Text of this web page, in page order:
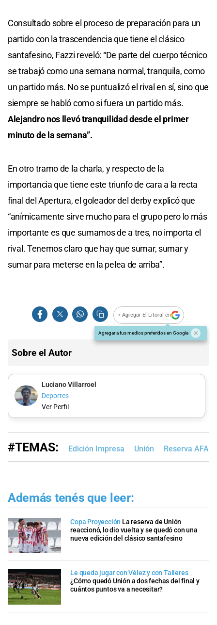
Consultado sobre el proceso de preparación para un
partido con la trascendencia que tiene el clásico
santafesino, Fazzi reveló: “De parte del cuerpo técnico
se trabajó como una semana normal, tranquila, como
un partido más. No se puntualizó el rival en sí, sino que
siempre se habló como si fuera un partido más.
Alejandro nos llevó tranquilidad desde el primer
minuto de la semana”.
En otro tramo de la charla, y respecto de la
importancia que tiene este triunfo de cara a la recta
final del Apertura, el goleador del derby explicó que
“anímicamente sirve mucho para el grupo pero lo más
importante es que sumamos de a tres, no importa el
rival. Tenemos claro que hay que sumar, sumar y
sumar para meterse en la pelea de arriba”.
+ Agregar El Litoral en
Agregar a tus medios preferidos en Google
Sobre el Autor
Luciano Villarroel
Deportes
Ver Perfil
#TEMAS: Edición Impresa Unión Reserva AFA
Además tenés que leer:
Copa Proyección La reserva de Unión
reaccionó, lo dio vuelta y se quedó con una
nueva edición del clásico santafesino
Le queda jugar con Vélez y con Talleres
¿Cómo quedó Unión a dos fechas del final y
cuántos puntos va a necesitar?